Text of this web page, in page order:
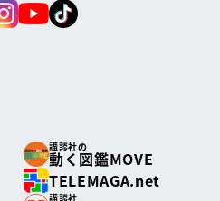
講談社の
動く図鑑MOVE
TELEMAGA.net
講談社